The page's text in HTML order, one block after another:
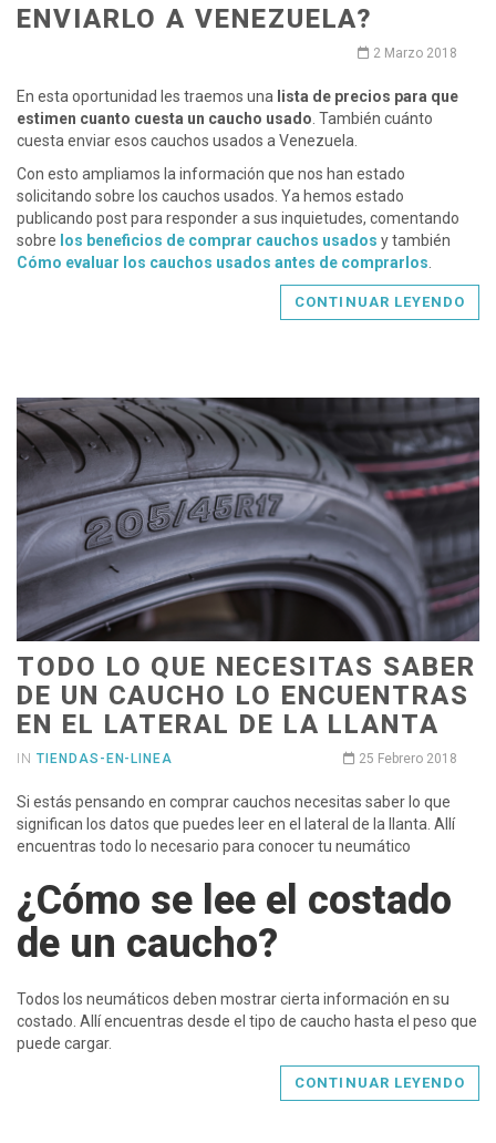
ENVIARLO A VENEZUELA?
2 Marzo 2018
En esta oportunidad les traemos una lista de precios para que
estimen cuanto cuesta un caucho usado . También cuánto
cuesta enviar esos cauchos usados a Venezuela.
Con esto ampliamos la información que nos han estado
solicitando sobre los cauchos usados. Ya hemos estado
publicando post para responder a sus inquietudes, comentando
sobre los beneficios de comprar cauchos usados y también
Cómo evaluar los cauchos usados antes de comprarlos
CONTINUAR LEYENDO
TODO LO QUE NECESITAS SABER
DE UN CAUCHO LO ENCUENTRAS
EN EL LATERAL DE LA LLANTA
IN TIENDAS-EN-LINEA 25 Febrero 2018
Si estás pensando en comprar cauchos necesitas saber lo que
significan los datos que puedes leer en el lateral de la llanta. Allí
encuentras todo lo necesario para conocer tu neumático
¿Cómo se lee el costado
de un caucho?
Todos los neumáticos deben mostrar cierta información en su
costado. Allí encuentras desde el tipo de caucho hasta el peso que
puede cargar.
CONTINUAR LEYENDO